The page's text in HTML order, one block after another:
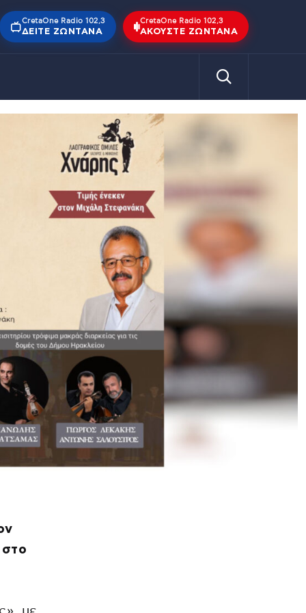
CretaOne Radio 102,3
ΔΕΊΤΕ ΖΩΝΤΑΝΆ
CretaOne Radio 102,3
ΑΚΟΎΣΤΕ ΖΩΝΤΑΝΆ